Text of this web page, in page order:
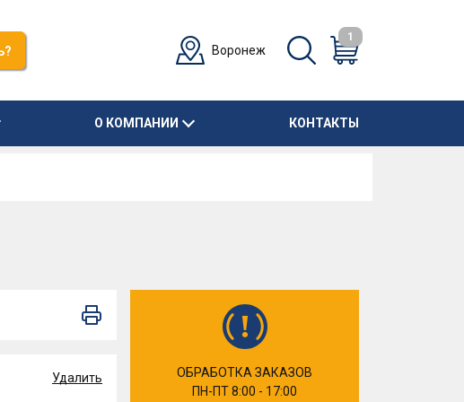
Воронеж
1
О КОМПАНИИ КОНТАКТЫ
Удалить
ОБРАБОТКА ЗАКАЗОВ
ПН-ПТ 8:00 - 17:00